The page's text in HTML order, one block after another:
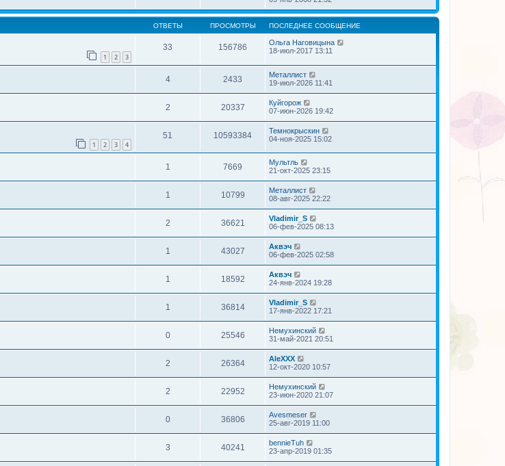
ОТВЕТЫ ПРОСМОТРЫ ПОСЛЕДНЕЕ СООБЩЕНИЕ
1 2 3
33 156786
Ольга Наговицына
18-июл-2017 13:11
4 2433
Металлист
19-июл-2026 11:41
2 20337
Куйгорож
07-июн-2026 19:42
1 2 3 4
51 10593384
Темнокрыскин
04-ноя-2025 15:02
1 7669
Мультль
21-окт-2025 23:15
1 10799
Металлист
08-авг-2025 22:22
2 36621
Vladimir_S
06-фев-2025 08:13
1 43027
Аквэч
06-фев-2025 02:58
1 18592
Аквэч
24-янв-2024 19:28
1 36814
Vladimir_S
17-янв-2022 17:21
0 25546
Немухинский
31-май-2021 20:51
2 26364
AleXXX
12-окт-2020 10:57
2 22952
Немухинский
23-июн-2020 21:07
0 36806
Avesmeser
25-авг-2019 11:00
3 40241
bennieTuh
23-апр-2019 01:35